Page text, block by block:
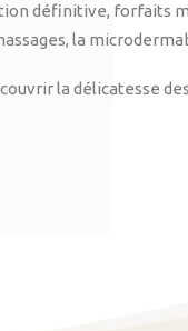
définitive, forfaits
la
la délicatesse